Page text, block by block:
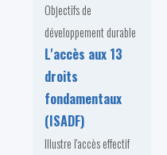
Objectifs de
développement durable
L'accès aux 13
droits
fondamentaux
(ISADF)
Illustre l'accès effectif